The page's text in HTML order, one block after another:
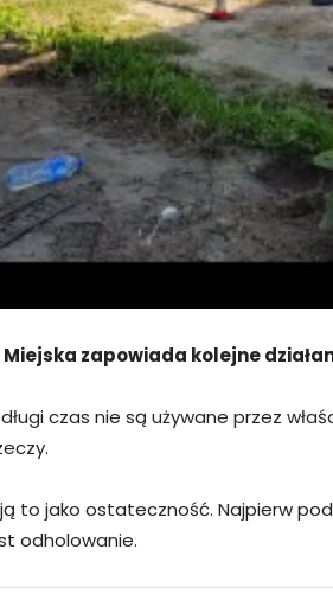
zapowiada kolejne
czas nie są używane przez
jako ostateczność. Najpierw
odholowanie.